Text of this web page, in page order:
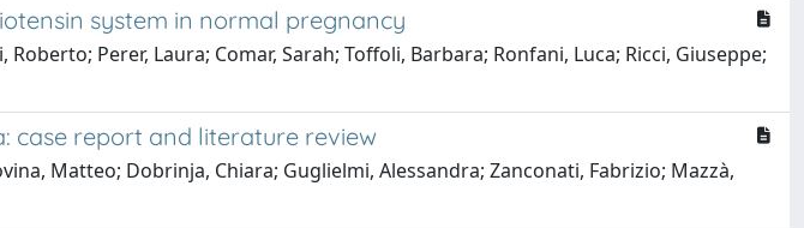
system in normal pregnancy
Perer, Laura; Comar, Sarah; Toffoli, Barbara; Ronfani, Luca; Ricci, Giuseppe;
case report and literature review
Matteo; Dobrinja, Chiara; Guglielmi, Alessandra; Zanconati, Fabrizio; Mazzà,